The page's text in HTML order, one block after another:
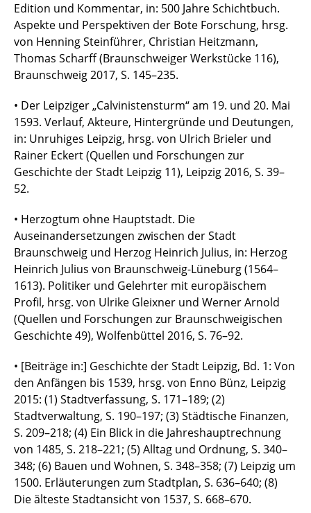
Edition und Kommentar, in: 500 Jahre Schichtbuch.
Aspekte und Perspektiven der Bote Forschung, hrsg.
von Henning Steinführer, Christian Heitzmann,
Thomas Scharff (Braunschweiger Werkstücke 116),
Braunschweig 2017, S. 145–235.
• Der Leipziger „Calvinistensturm“ am 19. und 20. Mai
1593. Verlauf, Akteure, Hintergründe und Deutungen,
in: Unruhiges Leipzig, hrsg. von Ulrich Brieler und
Rainer Eckert (Quellen und Forschungen zur
Geschichte der Stadt Leipzig 11), Leipzig 2016, S. 39–
52.
• Herzogtum ohne Hauptstadt. Die
Auseinandersetzungen zwischen der Stadt
Braunschweig und Herzog Heinrich Julius, in: Herzog
Heinrich Julius von Braunschweig-Lüneburg (1564–
1613). Politiker und Gelehrter mit europäischem
Profil, hrsg. von Ulrike Gleixner und Werner Arnold
(Quellen und Forschungen zur Braunschweigischen
Geschichte 49), Wolfenbüttel 2016, S. 76–92.
• [Beiträge in:] Geschichte der Stadt Leipzig, Bd. 1: Von
den Anfängen bis 1539, hrsg. von Enno Bünz, Leipzig
2015: (1) Stadtverfassung, S. 171–189; (2)
Stadtverwaltung, S. 190–197; (3) Städtische Finanzen,
S. 209–218; (4) Ein Blick in die Jahreshauptrechnung
von 1485, S. 218–221; (5) Alltag und Ordnung, S. 340–
348; (6) Bauen und Wohnen, S. 348–358; (7) Leipzig um
1500. Erläuterungen zum Stadtplan, S. 636–640; (8)
Die älteste Stadtansicht von 1537, S. 668–670.